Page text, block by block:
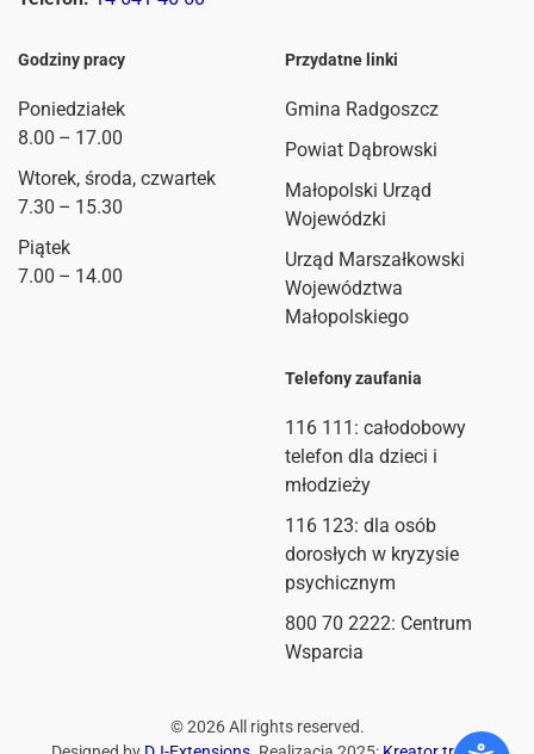
Godziny pracy
Poniedziałek
8.00 – 17.00
Wtorek, środa, czwartek
7.30 – 15.30
Piątek
7.00 – 14.00
Przydatne linki
Gmina Radgoszcz
Powiat Dąbrowski
Małopolski Urząd
Wojewódzki
Urząd Marszałkowski
Województwa
Małopolskiego
Telefony zaufania
116 111 : całodobowy
telefon dla dzieci i
młodzieży
116 123: dla osób
dorosłych w kryzysie
psychicznym
800 70 2222: Centrum
Wsparcia
©2026All rights reserved.